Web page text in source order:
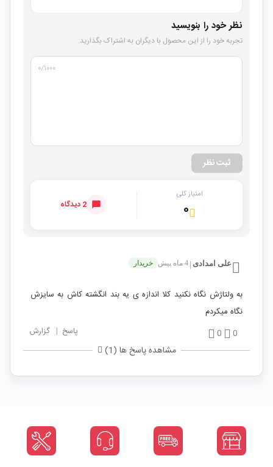
نظر خود را بنویسید
تجربه خود را از این محصول با دیگران به اشتراک بگذارید.
۰/۱۰۰۰
ثبت نظر
امتیاز کلی
۰ 2 دیدگاه
علی امدادی 4 ماه پیش خریدار
به ولتاژش نگاه نکنید کلا اندازه ی یه بند انگشته کاش به سایزش
نگاه میکردم
0
0 پاسخ | گزارش
مشاهده پاسخ ها (1)